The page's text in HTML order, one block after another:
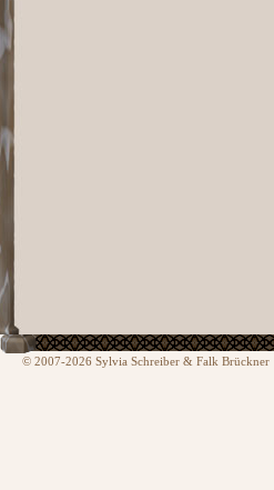
© 2007-2026 Sylvia Schreiber & Falk Brückner